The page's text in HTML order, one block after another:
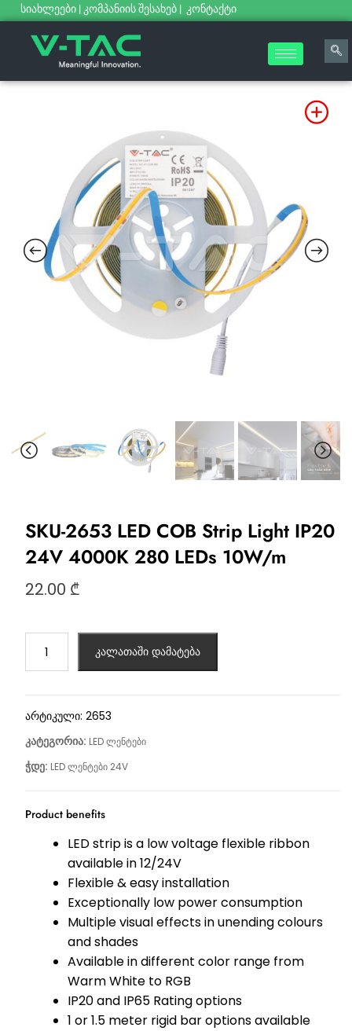
სიახლეები | კომპანიის შესახებ | კონტაქტი
SKU-2653 LED COB Strip Light IP20
24V 4000K 280 LEDs 10W/m
22.00 ₾
კალათაში დამატება
არტიკული: 2653
კატეგორია: LED ლენტები
ჭდე: LED ლენტები 24V
Product benefits
LED strip is a low voltage flexible ribbon
available in 12/24V
Flexible & easy installation
Exceptionally low power consumption
Multiple visual effects in unending colours
and shades
Available in different color range from
Warm White to RGB
IP20 and IP65 Rating options
1 or 1.5 meter rigid bar options available